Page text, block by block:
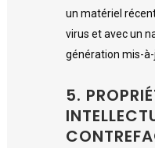
un matériel
virus et avec un
génération mis-
5.